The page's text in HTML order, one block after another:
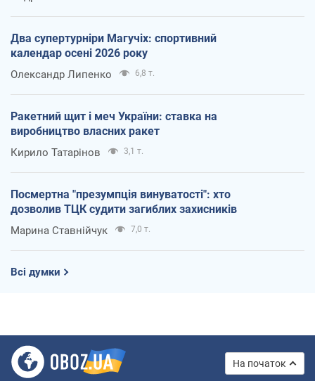
Два супертурніри Магучіх: спортивний
календар осені 2026 року
Олександр Липенко 6,8 т.
Ракетний щит і меч України: ставка на
виробництво власних ракет
Кирило Татарінов 3,1 т.
Посмертна "презумпція винуватості": хто
дозволив ТЦК судити загиблих захисників
Марина Ставнійчук 7,0 т.
Всі думки
На початок